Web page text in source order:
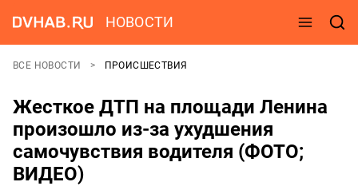
НОВОСТИ
ВСЕ НОВОСТИ ПРОИСШЕСТВИЯ
Жесткое ДТП на площади Ленина
произошло из-за ухудшения
самочувствия водителя (ФОТО;
ВИДЕО)